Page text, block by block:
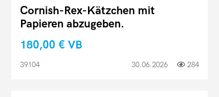
Cornish-Rex-Kätzchen mit
Papieren abzugeben.
180,00 € VB
39104 30.06.2026 284